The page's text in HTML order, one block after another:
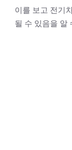
이를 보고 전기
될 수 있음을 알